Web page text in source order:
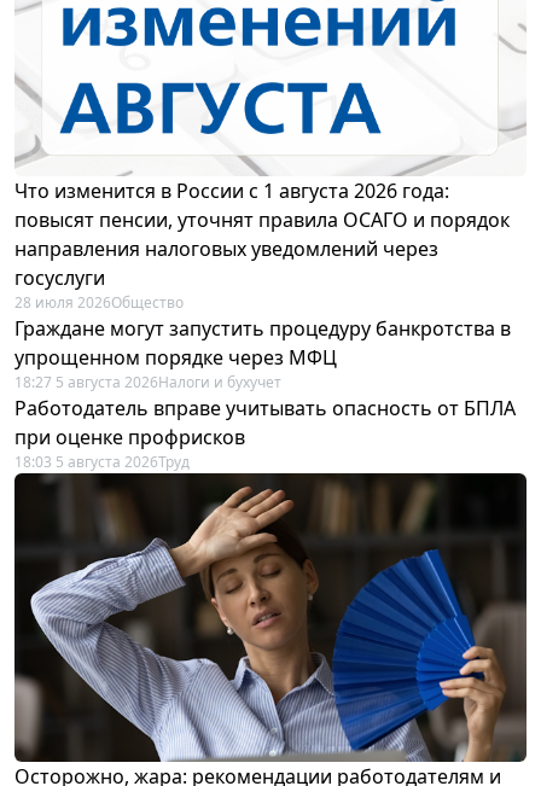
Что изменится в России с 1 августа 2026 года:
повысят пенсии, уточнят правила ОСАГО и порядок
направления налоговых уведомлений через
госуслуги
28 июля 2026Общество
Граждане могут запустить процедуру банкротства в
упрощенном порядке через МФЦ
18:27 5 августа 2026Налоги и бухучет
Работодатель вправе учитывать опасность от БПЛА
при оценке профрисков
18:03 5 августа 2026Труд
Осторожно, жара: рекомендации работодателям и